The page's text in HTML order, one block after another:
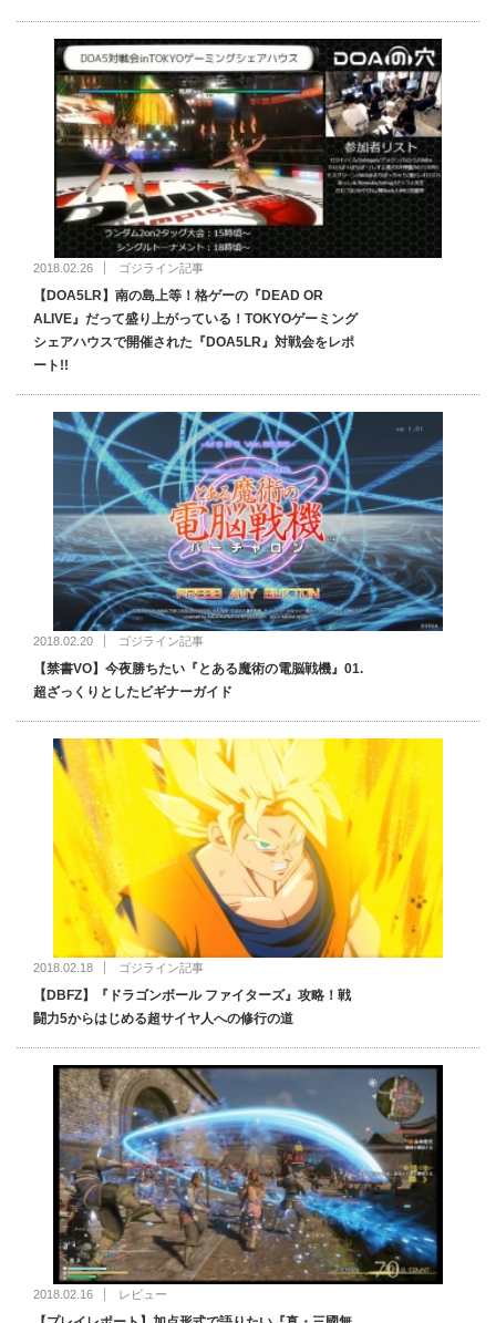
2018.02.26 ゴジライン記事
【DOA5LR】南の島上等！格ゲーの『DEAD OR
ALIVE』だって盛り上がっている！TOKYOゲーミング
シェアハウスで開催された『DOA5LR』対戦会をレポ
ート!!
2018.02.20 ゴジライン記事
【禁書VO】今夜勝ちたい『とある魔術の電脳戦機』01.
超ざっくりとしたビギナーガイド
2018.02.18 ゴジライン記事
【DBFZ】『ドラゴンボール ファイターズ』攻略！戦
闘力5からはじめる超サイヤ人への修行の道
2018.02.16 レビュー